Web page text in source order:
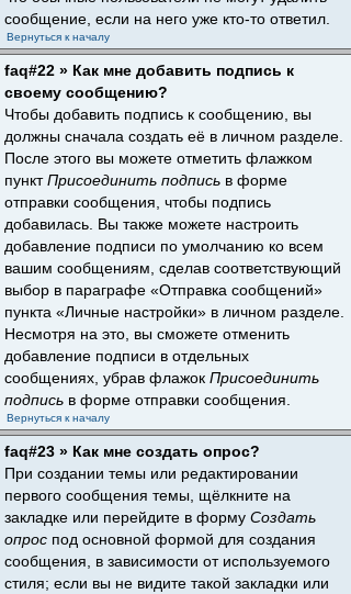
сообщение, если на него уже кто-то ответил.
Вернуться к началу
faq#22 » Как мне добавить подпись к
своему сообщению?
Чтобы добавить подпись к сообщению, вы
должны сначала создать её в личном разделе.
После этого вы можете отметить флажком
пунктПрисоединить подпись в форме
отправки сообщения, чтобы подпись
добавилась. Вы также можете настроить
добавление подписи по умолчанию ко всем
вашим сообщениям, сделав соответствующий
выбор в параграфе «Отправка сообщений»
пункта «Личные настройки» в личном разделе.
Несмотря на это, вы сможете отменить
добавление подписи в отдельных
сообщениях, убрав флажок Присоединить
подпись в форме отправки сообщения.
Вернуться к началу
faq#23 » Как мне создать опрос?
При создании темы или редактировании
первого сообщения темы, щёлкните на
закладке или перейдите в форму Создать
опрос под основной формой для создания
сообщения, в зависимости от используемого
стиля; если вы не видите такой закладки или